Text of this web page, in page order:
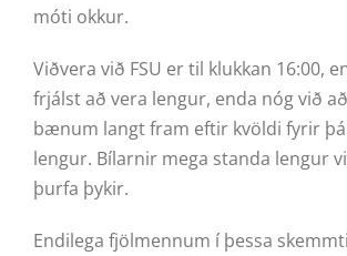
móti okkur.
Viðvera við FSU er til klukkan 16:00,
frjálst að vera lengur, enda nóg við
bænum langt fram eftir kvöldi fyrir þá
lengur. Bílarnir mega standa lengur
þurfa þykir.
Endilega fjölmennum í þessa